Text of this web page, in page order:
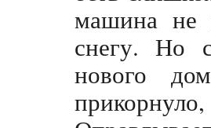
машина не
снегу. Но
нового